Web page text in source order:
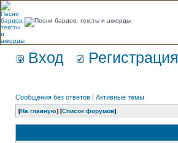
Вход Регистрация
Сообщения без ответов | Активные темы
[На главную] [Список форумов]